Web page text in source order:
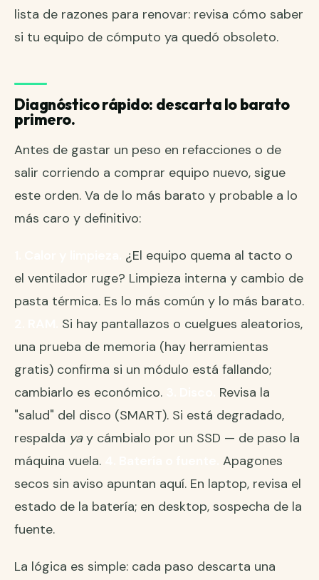
lista de razones para renovar: revisa cómo saber
si tu equipo de cómputo ya quedó obsoleto.
Diagnóstico rápido: descarta lo barato
primero.
Antes de gastar un peso en refacciones o de
salir corriendo a comprar equipo nuevo, sigue
este orden. Va de lo más barato y probable a lo
más caro y definitivo:
¿El equipo quema al tacto o
el ventilador ruge? Limpieza interna y cambio de
pasta térmica. Es lo más común y lo más barato.
Si hay pantallazos o cuelgues aleatorios,
una prueba de memoria (hay herramientas
gratis) confirma si un módulo está fallando;
cambiarlo es económico.
Revisa la
"salud" del disco (SMART). Si está degradado,
respalda yay cámbialo por un SSD — de paso la
máquina vuela.
Apagones
secos sin aviso apuntan aquí. En laptop, revisa el
estado de la batería; en desktop, sospecha de la
fuente.
La lógica es simple: cada paso descarta una